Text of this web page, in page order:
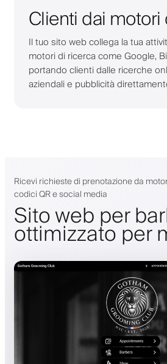
Clienti dai
Il tuo sito web collega la tua
motori di ricerca come Google,
portando clienti dalle ricerche
aziendali e pubblicità
Ricevi richieste di prenotazione da
codici QR e social media
Sito web per
ottimizzato per